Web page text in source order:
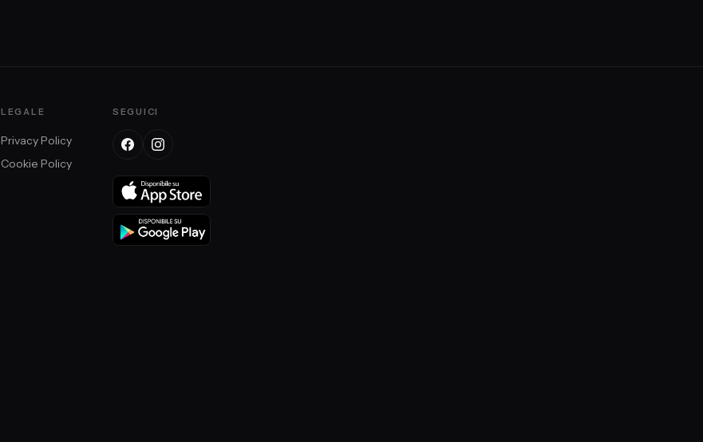
LEGALE
Privacy Policy
Cookie Policy
SEGUICI